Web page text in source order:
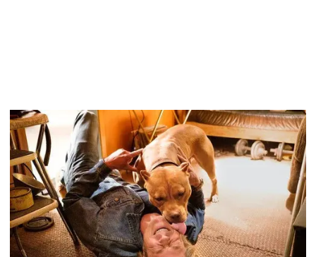
LA PRENSA VIDEOS
Copa Centroamericana: Olimpia
remonta y queda a un paso de la
clasificación